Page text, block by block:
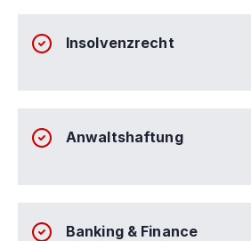
Insolvenzrecht
Anwaltshaftung
Banking & Finance